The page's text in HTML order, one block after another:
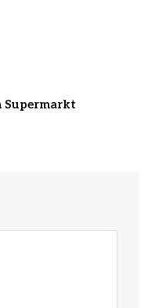
Supermarkt